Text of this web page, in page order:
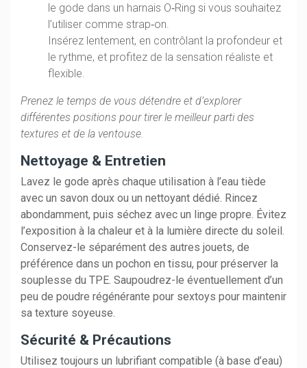
le gode dans un harnais O‑Ring si vous souhaitez
l’utiliser comme strap‑on.
Insérez lentement, en contrôlant la profondeur et
le rythme, et profitez de la sensation réaliste et
flexible.
Prenez le temps de vous détendre et d’explorer
différentes positions pour tirer le meilleur parti des
textures et de la ventouse.
Nettoyage & Entretien
Lavez le gode après chaque utilisation à l’eau tiède
avec un savon doux ou un nettoyant dédié. Rincez
abondamment, puis séchez avec un linge propre. Évitez
l’exposition à la chaleur et à la lumière directe du soleil.
Conservez-le séparément des autres jouets, de
préférence dans un pochon en tissu, pour préserver la
souplesse du TPE. Saupoudrez-le éventuellement d’un
peu de poudre régénérante pour sextoys pour maintenir
sa texture soyeuse.
Sécurité & Précautions
Utilisez toujours un lubrifiant compatible (à base d’eau)